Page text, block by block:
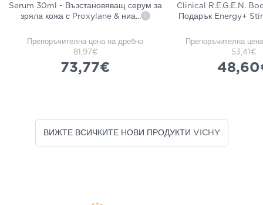
Serum 30ml - Възстановяващ серум за
зряла кожа с Proxylane & ниа... i
Препоръчителна цена на дребно
81,97€
73,77€
Clinical R.E.G.E.N.
Подарък Energy+
Препоръчителна
53,41€
ВИЖТЕ ВСИЧКИТЕ НОВИ ПРОДУКТИ VICHY